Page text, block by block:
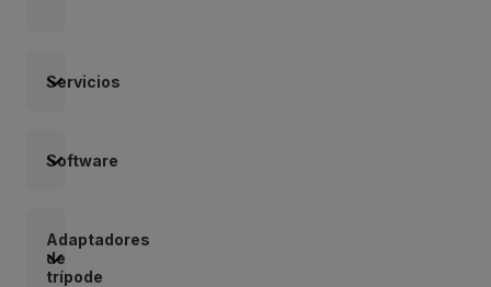
Servicios
Software
Adaptadores
de
trípode